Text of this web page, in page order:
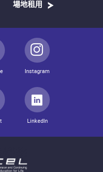
場地租用
Instagram
LinkedIn